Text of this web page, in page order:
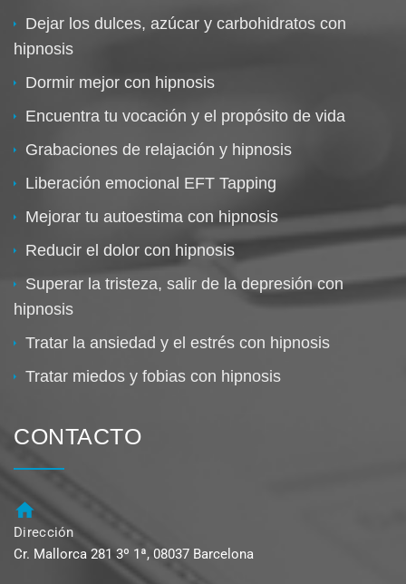
Dejar los dulces, azúcar y carbohidratos con
hipnosis
Dormir mejor con hipnosis
Encuentra tu vocación y el propósito de vida
Grabaciones de relajación y hipnosis
Liberación emocional EFT Tapping
Mejorar tu autoestima con hipnosis
Reducir el dolor con hipnosis
Superar la tristeza, salir de la depresión con
hipnosis
Tratar la ansiedad y el estrés con hipnosis
Tratar miedos y fobias con hipnosis
CONTACTO
Dirección
Cr. Mallorca 281 3º 1ª, 08037 Barcelona